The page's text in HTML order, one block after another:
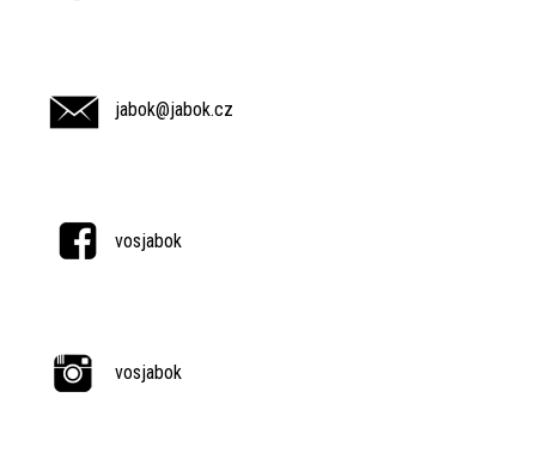
jabok@jabok.cz
vosjabok
vosjabok